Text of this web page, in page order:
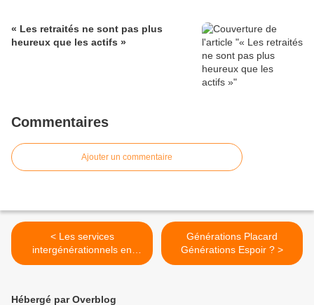
« Les retraités ne sont pas plus
heureux que les actifs »
Commentaires
Ajouter un commentaire
< Les services
intergénérationnels en
milieu rural, une journée de
Générations Placard
Générations Espoir ? >
Hébergé par Overblog